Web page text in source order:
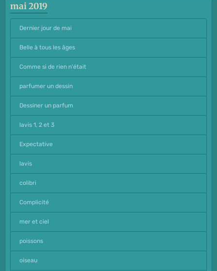
mai 2019
Dernier jour de mai
Belle à tous les âges
Comme si de rien n'était
parfumer un dessin
Dessiner un parfum
lavis 1, 2 et 3
Expectative
lavis
colibri
Complicité
mer et ciel
poissons
oiseau